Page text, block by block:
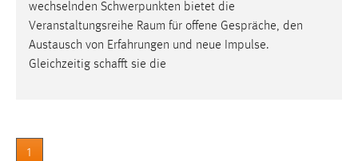
wechselnden Schwerpunkten bietet die
Veranstaltungsreihe Raum für offene Gespräche, den
Austausch von Erfahrungen und neue Impulse.
Gleichzeitig schafft sie die
1
Cookie Laufzeit: